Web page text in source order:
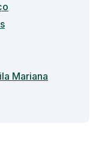
Mariana